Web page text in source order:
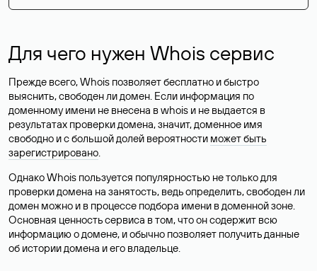
Для чего нужен Whois сервис
Прежде всего, Whois позволяет бесплатно и быстро
выяснить, свободен ли домен. Если информация по
доменному имени не внесена в whois и не выдается в
результатах проверки домена, значит, доменное имя
свободно и с большой долей вероятности может быть
зарегистрировано.
Однако Whois пользуется популярностью не только для
проверки домена на занятость, ведь определить, свободен ли
домен можно и в процессе подбора имени в доменной зоне.
Основная ценность сервиса в том, что он содержит всю
информацию о домене, и обычно позволяет получить данные
об истории домена и его владельце.